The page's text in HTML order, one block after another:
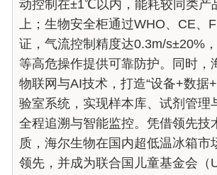
动控制在±1℃以内，能耗较同类产
上；生物安全柜通过WHO、CE、
证，气流控制精度达0.3m/s±20%
等高危操作提供可靠防护。同时，
物联网与AI技术，打造“设备+数据
验室系统，实现样本库、试剂管理
全程追溯与智能监控。凭借领先技
质，海尔生物在国内超低温冰箱市
领先，并成为联合国儿童基金会（